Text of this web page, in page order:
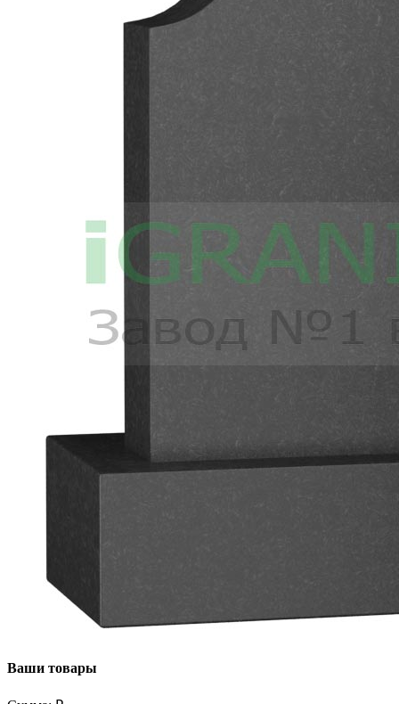
Ваши товары